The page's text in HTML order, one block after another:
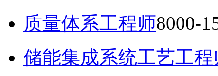
质量体系工程师8000-
储能集成系统工艺工程